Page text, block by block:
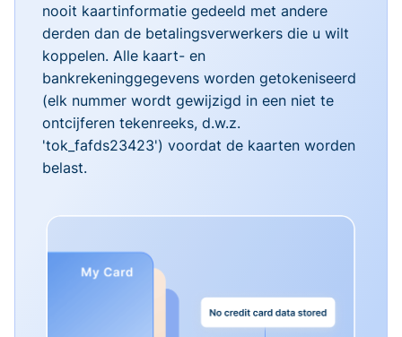
nooit kaartinformatie gedeeld met andere
derden dan de betalingsverwerkers die u wilt
koppelen. Alle kaart- en
bankrekeninggegevens worden getokeniseerd
(elk nummer wordt gewijzigd in een niet te
ontcijferen tekenreeks, d.w.z.
'tok_fafds23423') voordat de kaarten worden
belast.